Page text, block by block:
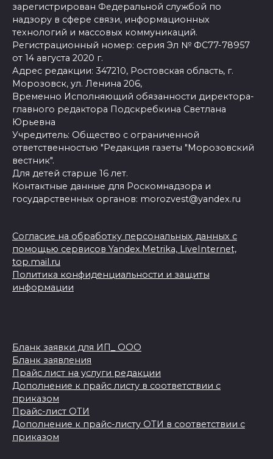
зарегистрирован Федеральной службой по
надзору в сфере связи, информационных
технологий и массовых коммуникаций.
Регистрационный номер: серия Эл № ФС77-78957
от 14 августа 2020 г.
Адрес редакции: 347210, Ростовская область, г.
Морозовск, ул. Ленина 206,
Временно Исполняющий обязанности директора-
главного редактора Подскребкина Светлана
Юрьевна
Учредитель: Общество с ограниченной
ответственностью "Редакция газеты "Морозовский
вестник".
Для детей старше 16 лет.
Контактные данные для Роскомнадзора и
государственных органов: morozvest@yandex.ru
Согласие на обработку персональных данных с
помощью сервисов Yandex.Metrika, LiveInternet,
top.mail.ru
Политика конфиденциальности и защиты
информации
Бланк заявки для ИП_ ООО
Бланк заявления
Прайс лист на услуги редакции
Дополнение к прайс листу в соответствии с
приказом
Прайс-лист ОТИ
Дополнение к прайс-листу ОТИ в соответствии с
приказом